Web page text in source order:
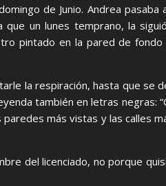
de Junio. Andrea pasaba
un lunes temprano, la
pintado en la pared de fondo
la respiración, hasta que se
también en letras negras:
más vistas y las calles
del licenciado, no porque